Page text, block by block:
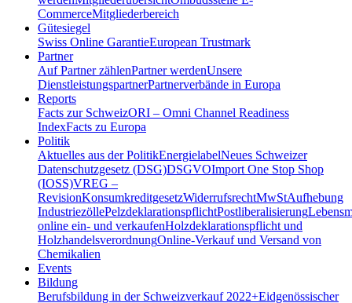
CommerceMitgliederbereich
Gütesiegel
Swiss Online GarantieEuropean Trustmark
Partner
Auf Partner zählenPartner werdenUnsere
DienstleistungspartnerPartnerverbände in Europa
Reports
Facts zur SchweizORI – Omni Channel Readiness
IndexFacts zu Europa
Politik
Aktuelles aus der PolitikEnergielabelNeues Schweizer
Datenschutzgesetz (DSG)DSGVOImport One Stop Shop
(IOSS)VREG –
RevisionKonsumkreditgesetzWiderrufsrechtMwStAufhebung
IndustriezöllePelzdeklarationspflichtPostliberalisierung
online ein- und verkaufenHolzdeklarationspflicht und
HolzhandelsverordnungOnline-Verkauf und Versand von
Chemikalien
Events
Bildung
Berufsbildung in der Schweizverkauf 2022+Eidgenössischer